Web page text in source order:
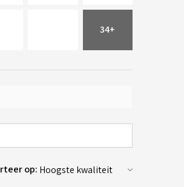
34+
op: